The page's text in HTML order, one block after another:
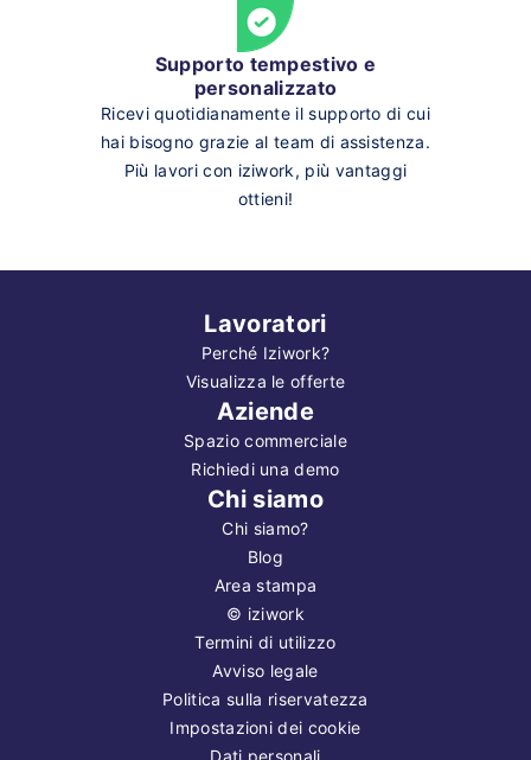
Supporto tempestivo e
personalizzato
Ricevi quotidianamente il supporto di cui
hai bisogno grazie al team di assistenza.
Più lavori con iziwork, più vantaggi
ottieni!
Lavoratori
Perché Iziwork?
Visualizza le offerte
Aziende
Spazio commerciale
Richiedi una demo
Chi siamo
Chi siamo?
Blog
Area stampa
© iziwork
Termini di utilizzo
Avviso legale
Politica sulla riservatezza
Impostazioni dei cookie
Dati personali